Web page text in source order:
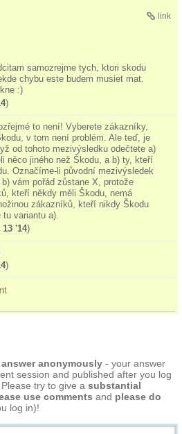
link
samozrejme tych, ktori skodu
chybu este budem musiet mat.
:)
)
to není! Vyberete zákazníky,
v tom není problém. Ale teď, je
od tohoto mezivýsledku odečtete a)
něco jiného než Škodu, a b) ty, kteří
Označíme-li původní mezivýsledek
vám pořád zůstane X, protože
kteří někdy měli Škodu, nemá
zákazníků, kteří nikdy Škodu
variantu a).
13 '14)
)
anonymously - your answer
session and published after you log
try to give a substantial
use comments and please do
log in)!